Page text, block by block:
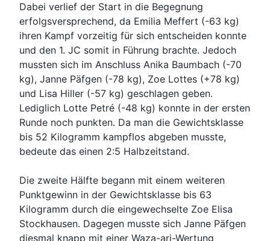
Dabei verlief der Start in die Begegnung
erfolgsversprechend, da Emilia Meffert (-63 kg)
ihren Kampf vorzeitig für sich entscheiden konnte
und den 1. JC somit in Führung brachte. Jedoch
mussten sich im Anschluss Anika Baumbach (-70
kg), Janne Päfgen (-78 kg), Zoe Lottes (+78 kg)
und Lisa Hiller (-57 kg) geschlagen geben.
Lediglich Lotte Petré (-48 kg) konnte in der ersten
Runde noch punkten. Da man die Gewichtsklasse
bis 52 Kilogramm kampflos abgeben musste,
bedeute das einen 2:5 Halbzeitstand.
Die zweite Hälfte begann mit einem weiteren
Punktgewinn in der Gewichtsklasse bis 63
Kilogramm durch die eingewechselte Zoe Elisa
Stockhausen. Dagegen musste sich Janne Päfgen
diesmal knapp mit einer Waza-ari-Wertung